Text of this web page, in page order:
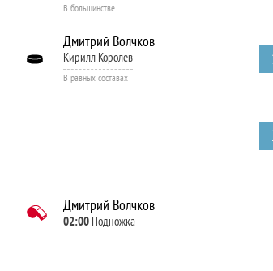
В большинстве
Дмитрий Волчков
Кирилл Королев
В равных составах
Дмитрий Волчков
02:00 Подножка